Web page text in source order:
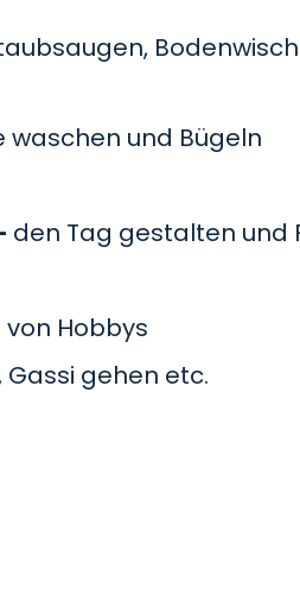
waschen und Bügeln
den Tag gestalten und
Hobbys
Gassi gehen etc.